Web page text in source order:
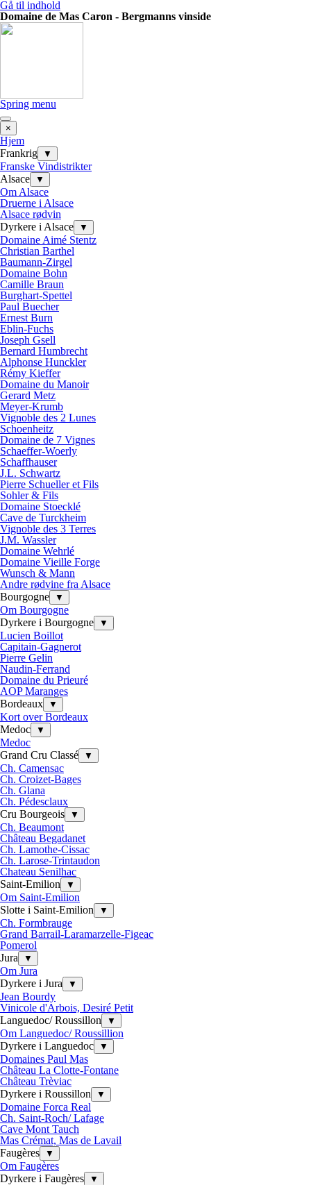
Gå til indhold
Domaine de Mas Caron - Bergmanns vinside
Spring menu
×
Hjem
Frankrig
▼
Franske Vindistrikter
Alsace
▼
Om Alsace
Druerne i Alsace
Alsace rødvin
Dyrkere i Alsace
▼
Domaine Aimé Stentz
Christian Barthel
Baumann-Zirgel
Domaine Bohn
Camille Braun
Burghart-Spettel
Paul Buecher
Ernest Burn
Eblin-Fuchs
Joseph Gsell
Bernard Humbrecht
Alphonse Hunckler
Rémy Kieffer
Domaine du Manoir
Gerard Metz
Meyer-Krumb
Vignoble des 2 Lunes
Schoenheitz
Domaine de 7 Vignes
Schaeffer-Woerly
Schaffhauser
J.L. Schwartz
Pierre Schueller et Fils
Sohler & Fils
Domaine Stoecklé
Cave de Turckheim
Vignoble des 3 Terres
J.M. Wassler
Domaine Wehrlé
Domaine Vieille Forge
Wunsch & Mann
Andre rødvine fra Alsace
Bourgogne
▼
Om Bourgogne
Dyrkere i Bourgogne
▼
Lucien Boillot
Capitain-Gagnerot
Pierre Gelin
Naudin-Ferrand
Domaine du Prieuré
AOP Maranges
Bordeaux
▼
Kort over Bordeaux
Medoc
▼
Medoc
Grand Cru Classé
▼
Ch. Camensac
Ch. Croizet-Bages
Ch. Glana
Ch. Pédesclaux
Cru Bourgeois
▼
Ch. Beaumont
Château Begadanet
Ch. Lamothe-Cissac
Ch. Larose-Trintaudon
Chateau Senilhac
Saint-Emilion
▼
Om Saint-Emilion
Slotte i Saint-Emilion
▼
Ch. Formbrauge
Grand Barrail-Laramarzelle-Figeac
Pomerol
Jura
▼
Om Jura
Dyrkere i Jura
▼
Jean Bourdy
Vinicole d'Arbois, Desiré Petit
Languedoc/ Roussillon
▼
Om Languedoc/ Roussillion
Dyrkere i Languedoc
▼
Domaines Paul Mas
Château La Clotte-Fontane
Château Trèviac
Dyrkere i Roussillon
▼
Domaine Forca Real
Ch. Saint-Roch/ Lafage
Cave Mont Tauch
Mas Crémat, Mas de Lavail
Faugères
▼
Om Faugères
Dyrkere i Faugères
▼